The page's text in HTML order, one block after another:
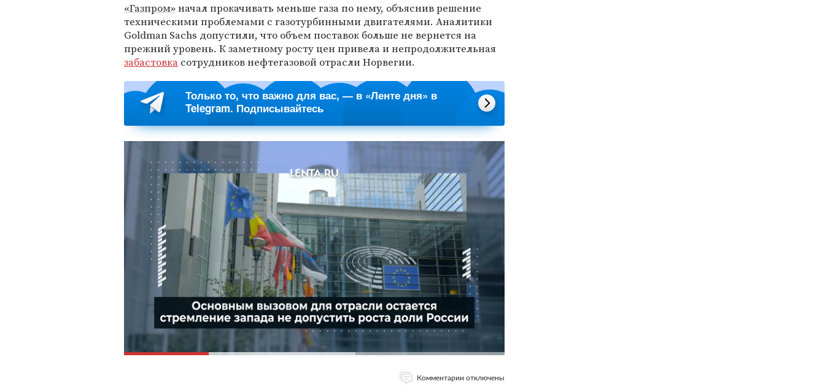
«Газпром»начал прокачивать меньше газа по нему, объяснив решение
техническими проблемами с газотурбинными двигателями. Аналитики
Goldman Sachs допустили, что объем поставок больше не вернется на
прежний уровень. К заметному росту цен привела и непродолжительная
забастовка сотрудников нефтегазовой отрасли Норвегии.
Только то, что важно для вас, — в «Ленте дня» в
Telegram. Подписывайтесь
Комментарии отключены